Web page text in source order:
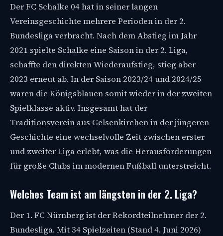
Der FC Schalke 04 hat in seiner langen
Vereinsgeschichte mehrere Perioden in der 2.
Bundesliga verbracht. Nach dem Abstieg im Jahr
2021 spielte Schalke eine Saison in der 2. Liga,
schaffte den direkten Wiederaufstieg, stieg aber
2023 erneut ab. In der Saison 2023/24 und 2024/25
waren die Königsblauen somit wieder in der zweiten
Spielklasse aktiv. Insgesamt hat der
Traditionsverein aus Gelsenkirchen in der jüngeren
Geschichte eine wechselvolle Zeit zwischen erster
und zweiter Liga erlebt, was die Herausforderungen
für große Clubs im modernen Fußball unterstreicht.
Welches Team ist am längsten in der 2. Liga?
Der 1. FC Nürnberg ist der Rekordteilnehmer der 2.
Bundesliga. Mit 34 Spielzeiten (Stand 4. Juni 2026)